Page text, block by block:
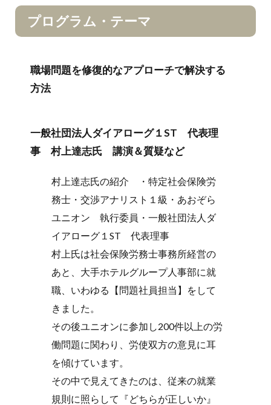
プログラム・テーマ
職場問題を修復的なアプローチで解決する
方法
一般社団法人ダイアローグ１ST 代表理
事 村上達志氏 講演＆質疑など
村上達志氏の紹介 ・特定社会保険労
務士・交渉アナリスト１級・あおぞら
ユニオン 執行委員・一般社団法人ダ
イアローグ１ST 代表理事
村上氏は社会保険労務士事務所経営の
あと、大手ホテルグループ人事部に就
職、いわゆる【問題社員担当】をして
きました。
その後ユニオンに参加し200件以上の労
働問題に関わり、労使双方の意見に耳
を傾けています。
その中で見えてきたのは、従来の就業
規則に照らして『どちらが正しいか』